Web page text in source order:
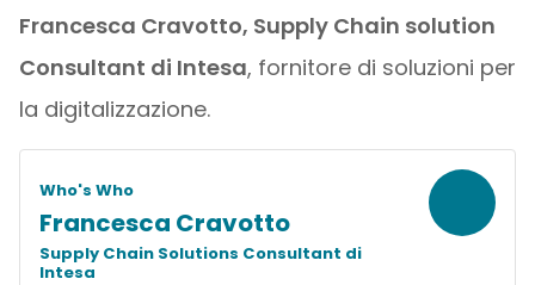
Francesca Cravotto, Supply Chain solution
Consultant di Intesa, fornitore di soluzioni per
la digitalizzazione.
Who's Who
Francesca Cravotto
Supply Chain Solutions Consultant di
Intesa